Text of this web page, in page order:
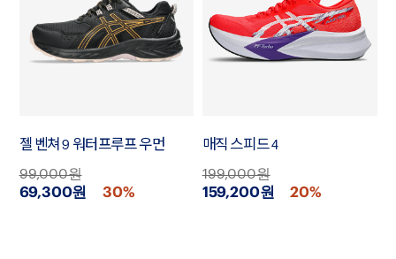
젤 벤쳐 9 워터프루프 우먼
99,000원
69,300원 30%
매직 스피드 4
199,000원
159,200원 20%